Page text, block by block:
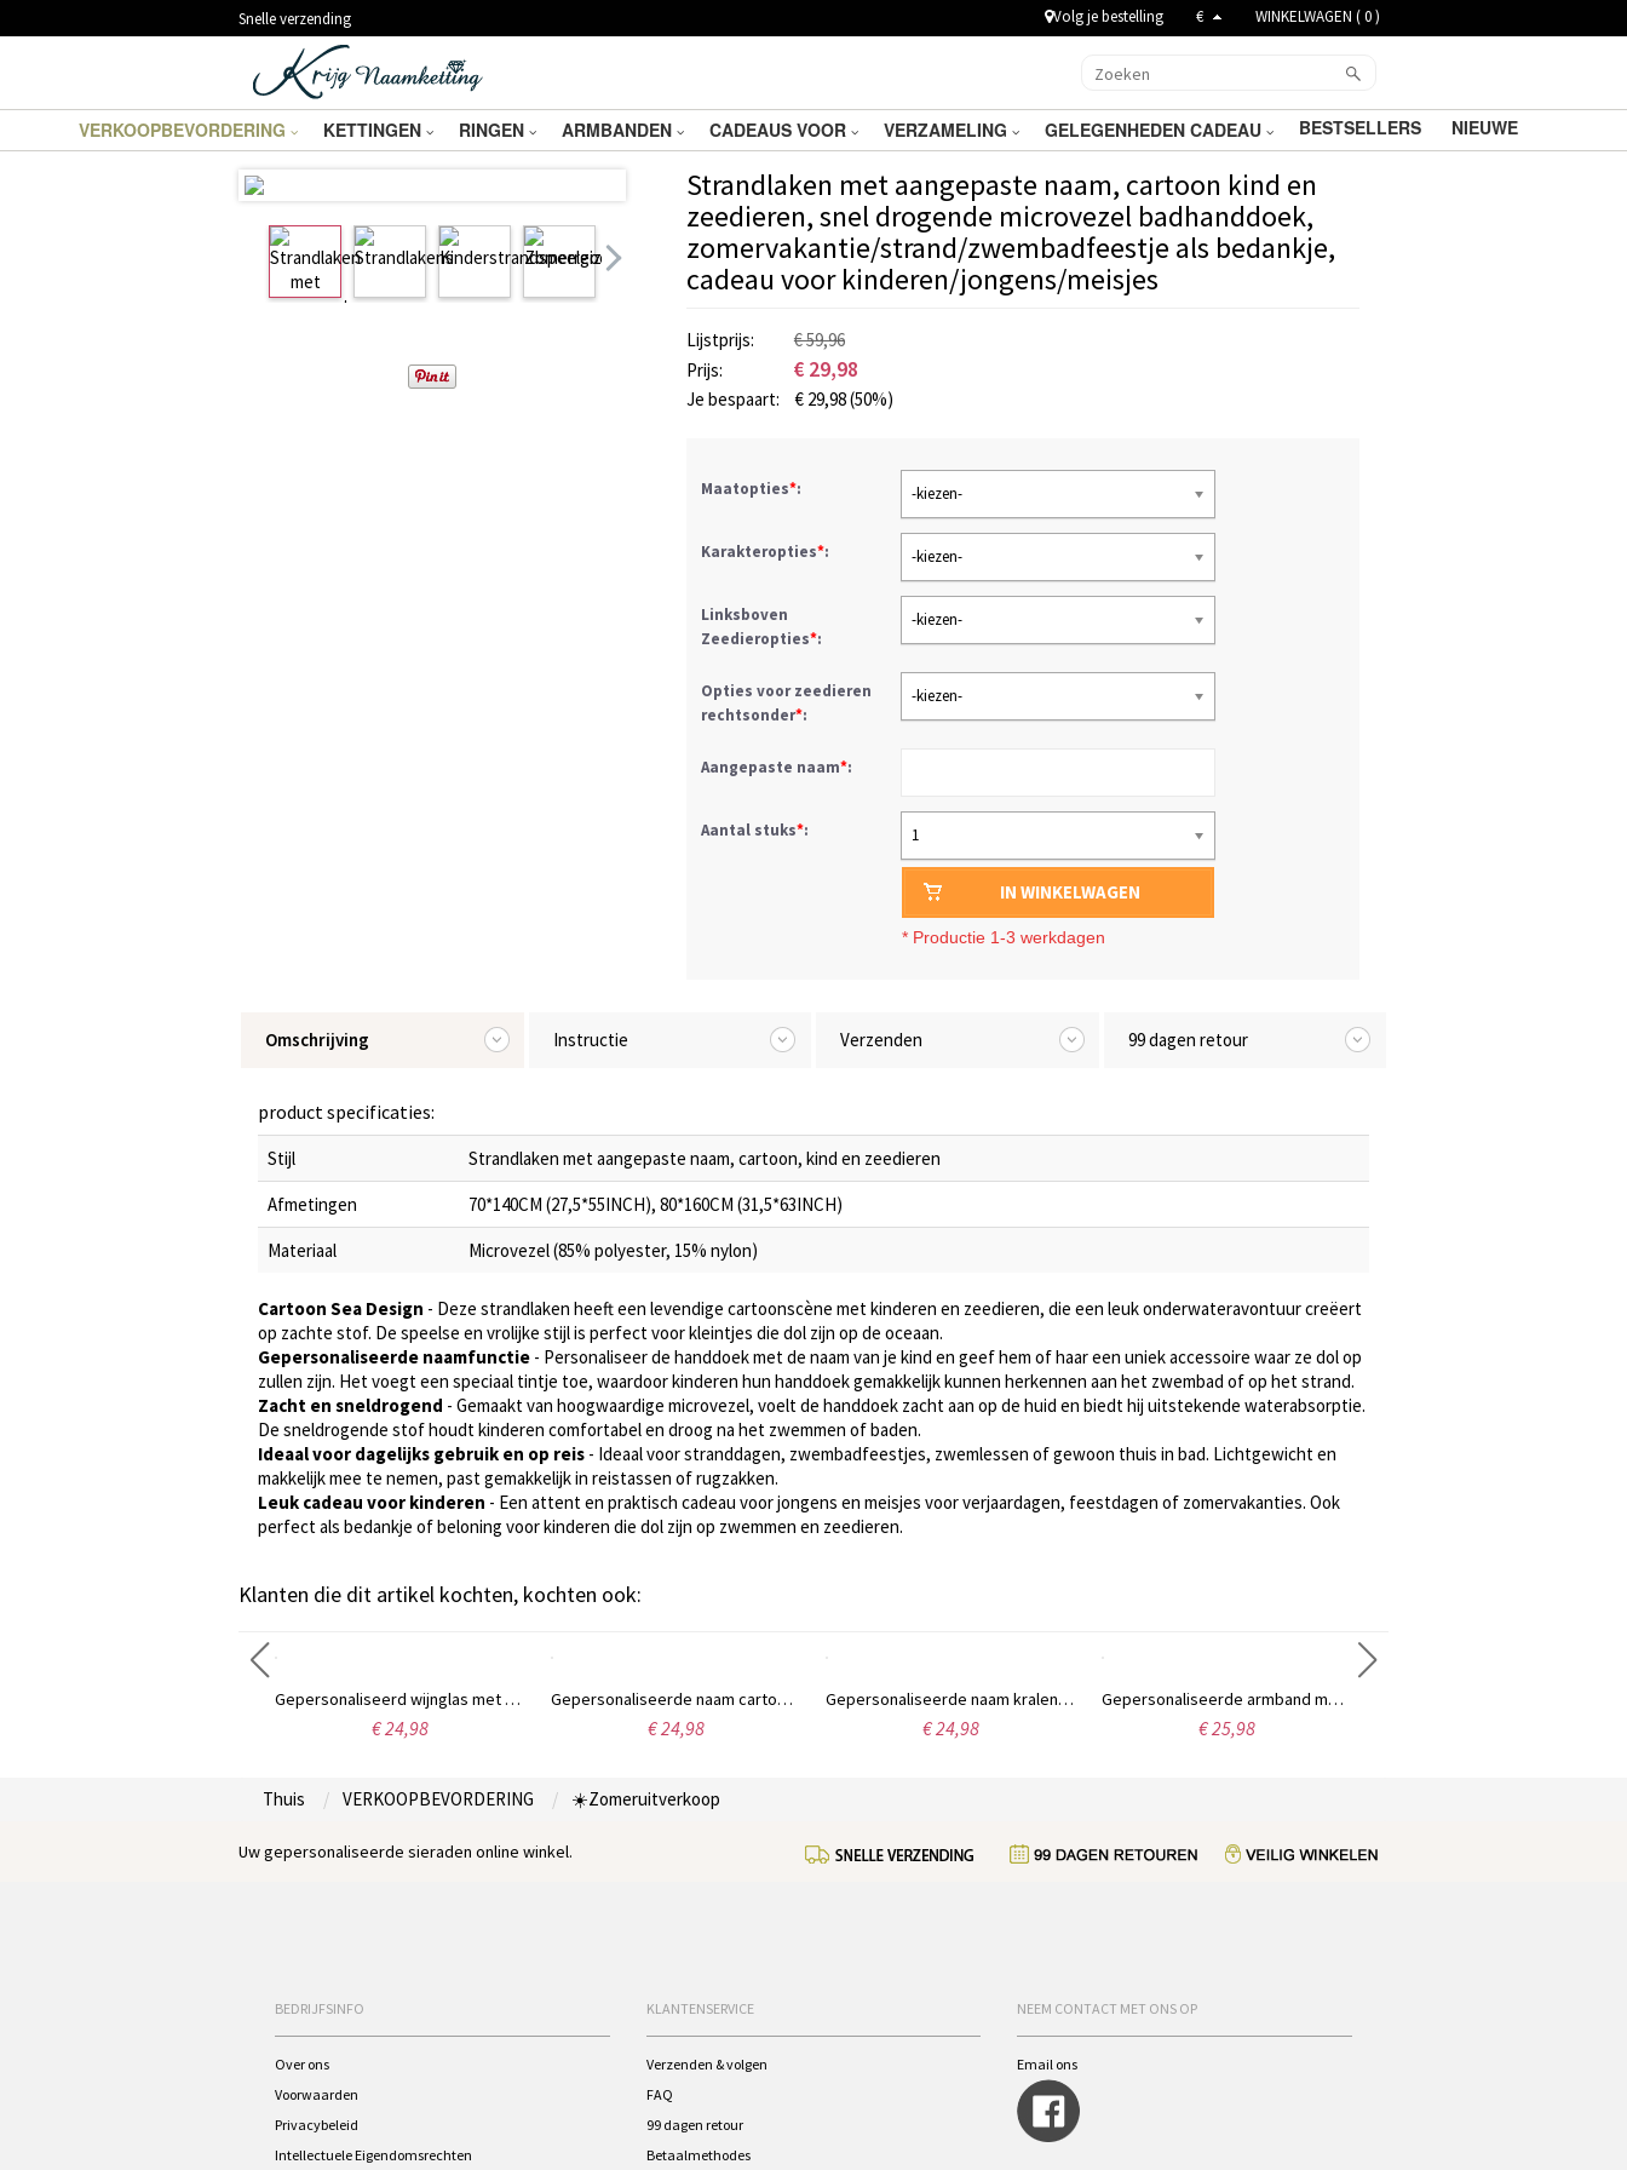
Snelle verzending Volg je bestelling € WINKELWAGEN (0)
VERKOOPBEVORDERING KETTINGEN RINGEN ARMBANDEN CADEAUS VOOR VERZAMELING GELEGENHEDEN CADEAU BESTSELLERS NIEUWE
Strandlaken met aangepaste naam, cartoon kind en
zeedieren, snel drogende microvezel badhanddoek,
zomervakantie/strand/zwembadfeestje als bedankje,
cadeau voor kinderen/jongens/meisjes
Lijstprijs:
€ 59,96
Prijs:
€ 29,98
Je bespaart: € 29,98(50%)
Maatopties*: -kiezen-
Karakteropties*: -kiezen-
Linksboven
Zeedieropties*:
-kiezen-
Opties voor zeedieren
rechtsonder*:
-kiezen-
Aangepaste naam*:
Aantal stuks*: 1
IN WINKELWAGEN
* Productie 1-3 werkdagen
Omschrijving Instructie Verzenden 99 dagen retour
product specificaties:
Stijl
Strandlaken met aangepaste naam, cartoon, kind en zeedieren
Afmetingen
70*140CM (27,5*55INCH), 80*160CM (31,5*63INCH)
Materiaal
Microvezel (85% polyester, 15% nylon)
Cartoon Sea Design - Deze strandlaken heeft een levendige cartoonscène met kinderen en zeedieren, die een leuk onderwateravontuur creëert
op zachte stof. De speelse en vrolijke stijl is perfect voor kleintjes die dol zijn op de oceaan.
Gepersonaliseerde naamfunctie - Personaliseer de handdoek met de naam van je kind en geef hem of haar een uniek accessoire waar ze dol op
zullen zijn. Het voegt een speciaal tintje toe, waardoor kinderen hun handdoek gemakkelijk kunnen herkennen aan het zwembad of op het strand.
Zacht en sneldrogend - Gemaakt van hoogwaardige microvezel, voelt de handdoek zacht aan op de huid en biedt hij uitstekende waterabsorptie.
De sneldrogende stof houdt kinderen comfortabel en droog na het zwemmen of baden.
Ideaal voor dagelijks gebruik en op reis - Ideaal voor stranddagen, zwembadfeestjes, zwemlessen of gewoon thuis in bad. Lichtgewicht en
makkelijk mee te nemen, past gemakkelijk in reistassen of rugzakken.
Leuk cadeau voor kinderen - Een attent en praktisch cadeau voor jongens en meisjes voor verjaardagen, feestdagen of zomervakanties. Ook
perfect als bedankje of beloning voor kinderen die dol zijn op zwemmen en zeedieren.
Klanten die dit artikel kochten, kochten ook:
Gepersonaliseerd wijnglas met naam en portret voor vader, 10oz whiskyglas voor heren in ouderwetse stijl, verjaardags-/vaderdagcadeau voor vader/hem/echtgenoot
€ 24,98
Gepersonaliseerde naam cartoon dier papa en baby hartvormige acryl plaquette, eerste Vaderdag ornament, bureau decoratie, Vaderdag cadeau voor nieuwe vaders
€ 24,98
Gepersonaliseerde naam kralen armband/enkelband, minimalistische statement sieraden voor dames, verjaardag/jubileum/kerstcadeau voor haar/vrouw/moeder/vrienden
€ 24,98
Gepersonaliseerde armband met afstudeerhoedje, naam en geboortesteen, armband voor de afstudeerklas van 2026 (middelbare school/universiteit), verfijnd sieraad, cadeau voor afgestudeerden/haar
€ 25,98
Thuis VERKOOPBEVORDERING ☀️Zomeruitverkoop
Uw gepersonaliseerde sieraden online winkel.
BEDRIJFSINFO
Over ons
Voorwaarden
Privacybeleid
Intellectuele Eigendomsrechten
KLANTENSERVICE
Verzenden & volgen
FAQ
99 dagen retour
Betaalmethodes
NEEM CONTACT MET ONS OP
Email ons